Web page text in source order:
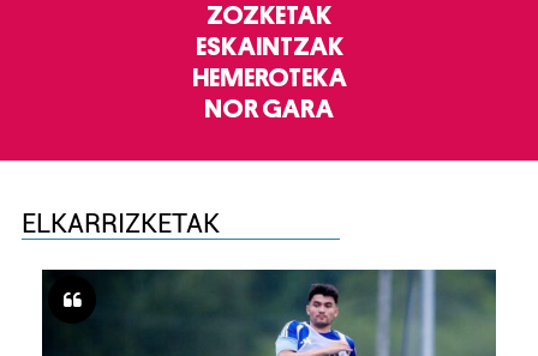
ZOZKETAK
ESKAINTZAK
HEMEROTEKA
NOR GARA
ELKARRIZKETAK